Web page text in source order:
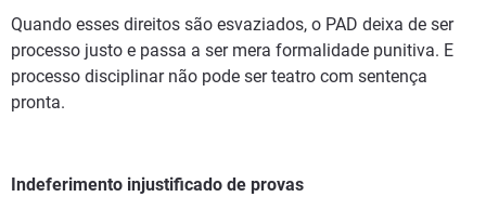
Quando esses direitos são esvaziados, o PAD deixa de ser
processo justo e passa a ser mera formalidade punitiva. E
processo disciplinar não pode ser teatro com sentença
pronta.
Indeferimento injustificado de provas